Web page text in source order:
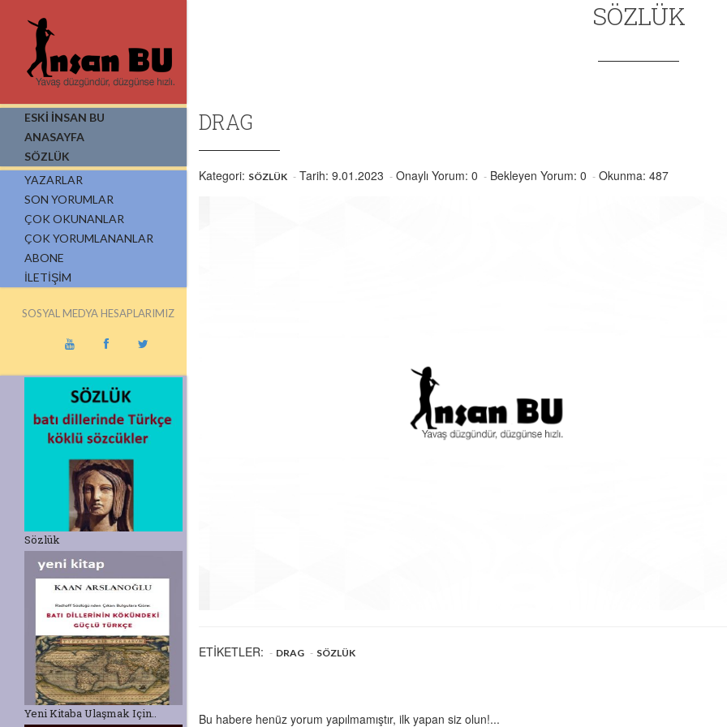
ESKİ İNSAN BU
ANASAYFA
SÖZLÜK
YAZARLAR
SON YORUMLAR
ÇOK OKUNANLAR
ÇOK YORUMLANANLAR
ABONE
İLETIŞIM
SOSYAL MEDYA HESAPLARIMIZ
Sözlük
Yeni Kitaba Ulaşmak Için..
SÖZLÜK
DRAG
Kategori: SÖZLÜK Tarih: 9.01.2023 Onaylı Yorum: 0 Bekleyen Yorum: 0 Okunma: 487
ETİKETLER: DRAG SÖZLÜK
Bu habere henüz yorum yapılmamıştır, ilk yapan siz olun!...